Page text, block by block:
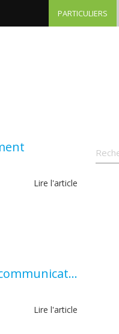
PARTICULIERS
Lire l'article
Recrutement : chargé de commercial / communication en alternance
Lire l'article